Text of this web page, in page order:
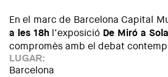
En el marc de Barcelona Capital
a les 18h l’exposició De Miró a
compromès amb el debat
LUGAR:
Barcelona